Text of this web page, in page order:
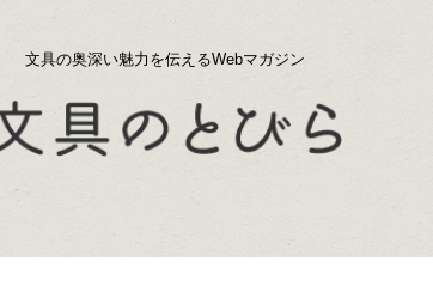
文具の奥深い魅力を伝えるWebマガジン